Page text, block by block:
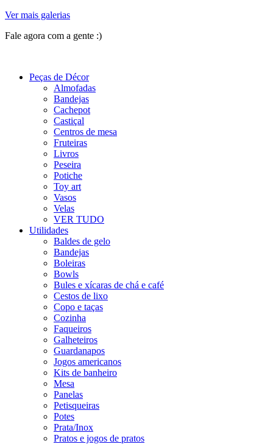
Ver mais galerias
Fale agora com a gente :)
Peças de Décor
Almofadas
Bandejas
Cachepot
Castiçal
Centros de mesa
Fruteiras
Livros
Peseira
Potiche
Toy art
Vasos
Velas
VER TUDO
Utilidades
Baldes de gelo
Bandejas
Boleiras
Bowls
Bules e xícaras de chá e café
Cestos de lixo
Copo e taças
Cozinha
Faqueiros
Galheteiros
Guardanapos
Jogos americanos
Kits de banheiro
Mesa
Panelas
Petisqueiras
Potes
Prata/Inox
Pratos e jogos de pratos